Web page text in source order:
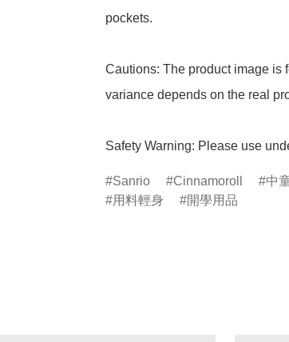
pockets.
Cautions: The product image is
variance depends on the real
Safety Warning: Please use
Sanrio Cinnamoroll 中
用料輕身
開學用品